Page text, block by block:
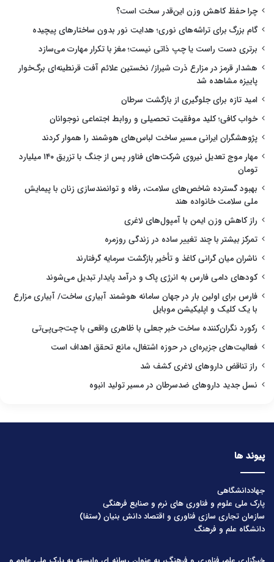
چرا حفظ کاهش وزن این‌قدر سخت است؟
گام بزرگ برای تراشه‌های نوری؛ هدایت نور بدون ساختارهای پیچیده
برتری دست راست یا چپ ذاتی نیست؛ مغز با تکرار مهارت می‌سازد
هشدار قرمز در مزارع ذرت شیراز/ نخستین علائم آفت قرنطینه‌ای برگ‌خوار
پاییزه مشاهده شد
امید تازه برای جلوگیری از بازگشت سرطان
خواب کافی؛ کلید موفقیت تحصیلی و روابط اجتماعی نوجوانان
پژوهشگران ایرانی مسیر ساخت لباس‌های هوشمند را هموار کردند
مهار موج تعدیل نیروی شرکت‌های فناور پس از جنگ با تزریق ۱۴۰ میلیارد
تومان
بهبود گسترده شاخص‌های سلامت، رفاه و توانمندسازی زنان با پیمایش
ملی سلامت خانواده هند
راز کاهش وزن ایمن با آمپول‌های لاغری
تمرکز بیشتر با چند تغییر ساده در زندگی روزمره
ناشران میان گرانی کاغذ و تأخیر بازگشت سرمایه گرفتارند
کودهای دامی فارس به انرژی پاک و درآمد پایدار تبدیل می‌شوند
فارس برای اولین بار در جهان سامانه هوشمند آبیاری ساخت/ آبیاری مزارع
با یک کلیک و اپلیکیشن موبایل
رکورد نگران‌کننده ساخت خبر جعلی با ظاهری واقعی با چت‌جی‌پی‌تی
فعالیت‌های جزیره‌ای در حوزه اشتغال، مانع تحقق اهداف است
راز تناقض داروهای لاغری کشف شد
نسل جدید داروهای ضدسرطان در مسیر تولید انبوه
پیوند ها
جهاددانشگاهی
پارک ملی علوم و فناوری های نرم و صنایع فرهنگی
سازمان تجاری سازی فناوری و اقتصاد دانش بنیان (ستفا)
دانشگاه علم و فرهنگ